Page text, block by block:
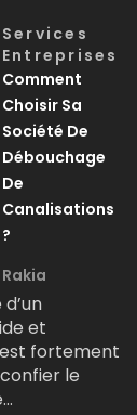
Services
Entreprises
Comment
Choisir Sa
Société De
Débouchage
De
Canalisations
?
Rakia
et
fortement
le